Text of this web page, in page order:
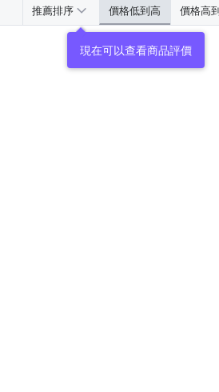
推薦排序 價格低到高 價格高
現在可以查看商品評價